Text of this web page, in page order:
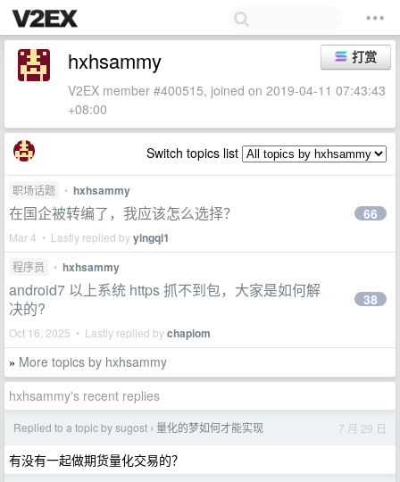
打赏
hxhsammy
V2EX member #400515, joined on 2019-04-11 07:43:43
+08:00
Switch topics list
职场话题 • hxhsammy
在国企被转编了，我应该怎么选择？
Mar 4 • Lastly replied byyingqi1
66
程序员 • hxhsammy
android7 以上系统 https 抓不到包，大家是如何解
决的?
Oct 16, 2025 • Lastly replied bychapiom
38
» More topics by hxhsammy
hxhsammy's recent replies
Replied to a topic by sugost › 量化的梦如何才能实现 7 月 29 日
有没有一起做期货量化交易的？